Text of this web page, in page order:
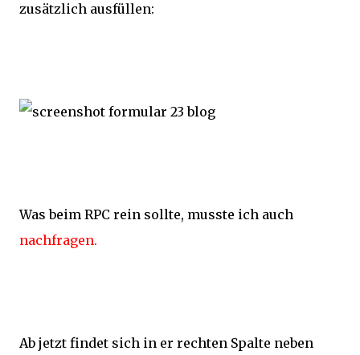
zusätzlich ausfüllen:
Was beim RPC rein sollte, musste ich auch
nachfragen.
Ab jetzt findet sich in er rechten Spalte neben